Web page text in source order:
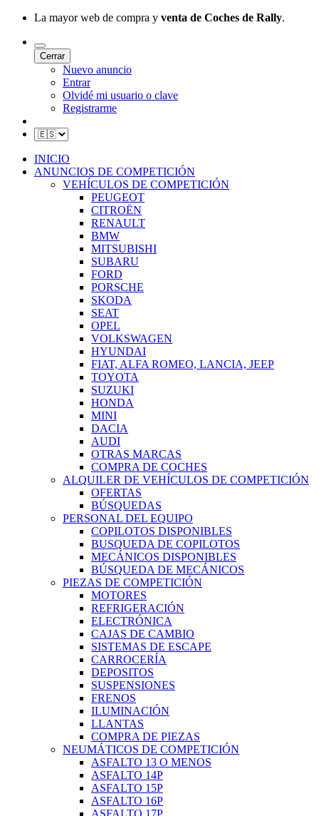
La mayor web de compra y venta de Coches de Rally.
Cerrar
Nuevo anuncio
Entrar
Olvidé mi usuario o clave
Registrarme
INICIO
ANUNCIOS DE COMPETICIÓN
VEHÍCULOS DE COMPETICIÓN
PEUGEOT
CITROËN
RENAULT
BMW
MITSUBISHI
SUBARU
FORD
PORSCHE
SKODA
SEAT
OPEL
VOLKSWAGEN
HYUNDAI
FIAT, ALFA ROMEO, LANCIA, JEEP
TOYOTA
SUZUKI
HONDA
MINI
DACIA
AUDI
OTRAS MARCAS
COMPRA DE COCHES
ALQUILER DE VEHÍCULOS DE COMPETICIÓN
OFERTAS
BÚSQUEDAS
PERSONAL DEL EQUIPO
COPILOTOS DISPONIBLES
BUSQUEDA DE COPILOTOS
MECÁNICOS DISPONIBLES
BÚSQUEDA DE MECÁNICOS
PIEZAS DE COMPETICIÓN
MOTORES
REFRIGERACIÓN
ELECTRÓNICA
CAJAS DE CAMBIO
SISTEMAS DE ESCAPE
CARROCERÍA
DEPOSITOS
SUSPENSIONES
FRENOS
ILUMINACIÓN
LLANTAS
COMPRA DE PIEZAS
NEUMÁTICOS DE COMPETICIÓN
ASFALTO 13 O MENOS
ASFALTO 14P
ASFALTO 15P
ASFALTO 16P
ASFALTO 17P